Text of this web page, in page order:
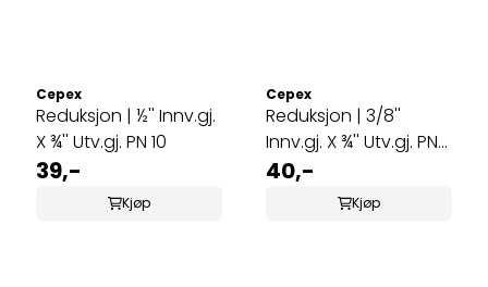
Cepex
Reduksjon | ½'' Innv.gj.
X ¾'' Utv.gj. PN 10
39,-
Kjøp
Cepex
Reduksjon | 3/8''
Innv.gj. X ¾'' Utv.gj. PN
10
40,-
Kjøp